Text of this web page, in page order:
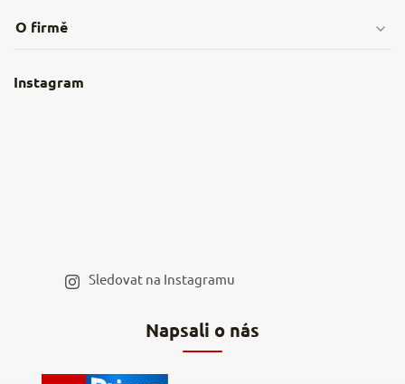
Obchodní podmínky
Nejčastější dotazy
Napsali o nás
Instagram
Sledovat na Instagramu
O firmě
Hodnocení obchodu